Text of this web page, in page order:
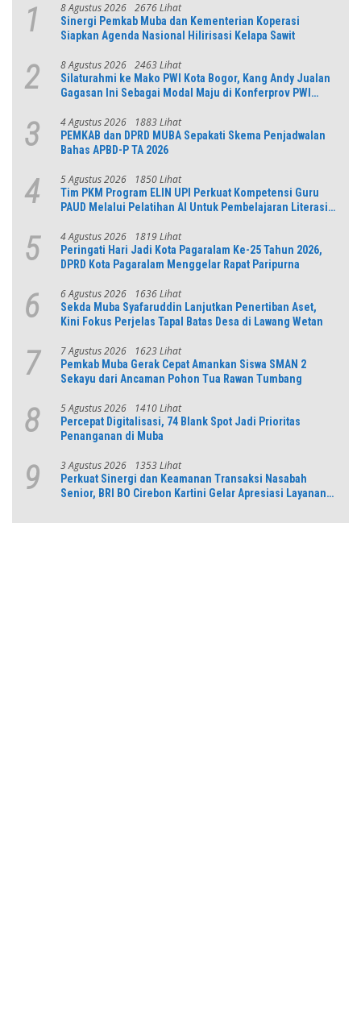
1 8 Agustus 2026 2676 Lihat
Sinergi Pemkab Muba dan Kementerian Koperasi
Siapkan Agenda Nasional Hilirisasi Kelapa Sawit
2 8 Agustus 2026 2463 Lihat
Silaturahmi ke Mako PWI Kota Bogor, Kang Andy Jualan
Gagasan Ini Sebagai Modal Maju di Konferprov PWI
3 4 Agustus 2026 1883 Lihat
PEMKAB dan DPRD MUBA Sepakati Skema Penjadwalan
Bahas APBD-P TA 2026
4 5 Agustus 2026 1850 Lihat
Tim PKM Program ELIN UPI Perkuat Kompetensi Guru
PAUD Melalui Pelatihan AI Untuk Pembelajaran Literasi
5 4 Agustus 2026 1819 Lihat
Peringati Hari Jadi Kota Pagaralam Ke-25 Tahun 2026,
DPRD Kota Pagaralam Menggelar Rapat Paripurna
6 6 Agustus 2026 1636 Lihat
Sekda Muba Syafaruddin Lanjutkan Penertiban Aset,
Kini Fokus Perjelas Tapal Batas Desa di Lawang Wetan
7 7 Agustus 2026 1623 Lihat
Pemkab Muba Gerak Cepat Amankan Siswa SMAN 2
Sekayu dari Ancaman Pohon Tua Rawan Tumbang
8 5 Agustus 2026 1410 Lihat
Percepat Digitalisasi, 74 Blank Spot Jadi Prioritas
Penanganan di Muba
9 3 Agustus 2026 1353 Lihat
Perkuat Sinergi dan Keamanan Transaksi Nasabah
Senior, BRI BO Cirebon Kartini Gelar Apresiasi Layanan